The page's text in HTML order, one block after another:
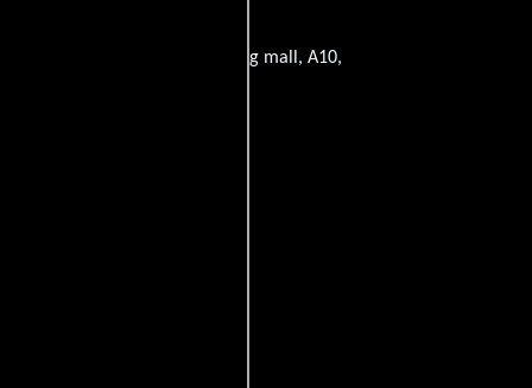
Westphalia, Germany, Shopping mall, A10,